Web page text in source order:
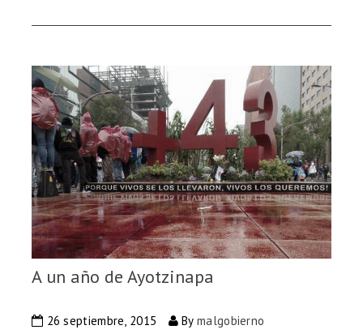
A un año de Ayotzinapa
26 septiembre, 2015 Bymalgobierno